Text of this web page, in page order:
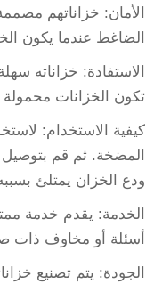
الأمان: خزاناتهم
الضاغط عندما يكون
الاستفادة: خزاناته
تكون الخزانات محمولة
كيفية الاستخدام:
المضخة. ثم قم بتوصيل
ودع الخزان يمتلئ
الخدمة: يقدم خدمة
أسئلة أو مخاوف ذات
الجودة: يتم تصنيع